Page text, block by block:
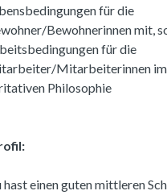
für die
Bewohnerinnen mit,
für die
Mitarbeiterinnen im
Philosophie
hast einen guten mittleren